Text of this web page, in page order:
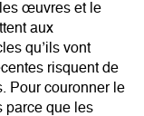
œuvres et le
aux
qu’ils vont
risquent de
Pour couronner le
parce que les